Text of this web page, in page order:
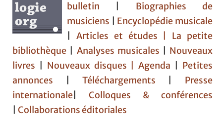
bulletin
Biographies de
musiciens
Encyclopédie musicale
|Articles et études | La petite
bibliothèque
Analyses musicales
Nouveaux
livres
Nouveaux disques |Agenda
Petites
annonces
Téléchargements
Presse
internationale
Colloques & conférences
Collaborations éditoriales